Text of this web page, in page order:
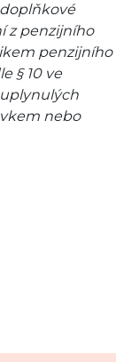
z penzijního
penzijního
§ 10 ve
nebo